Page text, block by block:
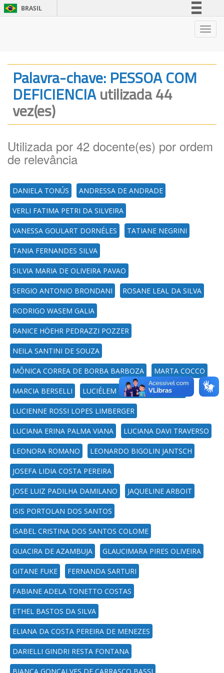
BRASIL
Legislação
Canais
Palavra-chave: PESSOA COM
DEFICIENCIAutilizada 44
vez(es)
Utilizada por 42 docente(es) por ordem
de relevância
DANIELA TONÚS ANDRESSA DE ANDRADE
VERLI FATIMA PETRI DA SILVEIRA
VANESSA GOULART DORNÉLES TATIANE NEGRINI
TANIA FERNANDES SILVA
SILVIA MARIA DE OLIVEIRA PAVAO
SERGIO ANTONIO BRONDANI ROSANE LEAL DA SILVA
RODRIGO WASEM GALIA
RANICE HÖEHR PEDRAZZI POZZER
NEILA SANTINI DE SOUZA
MÔNICA CORREA DE BORBA BARBOZA MARTA COCCO
MARCIA BERSELLI LUCIÉLEM CHEQUIM DA SILVA
LUCIENNE ROSSI LOPES LIMBERGER
LUCIANA ERINA PALMA VIANA LUCIANA DAVI TRAVERSO
LEONORA ROMANO LEONARDO BIGOLIN JANTSCH
JOSEFA LIDIA COSTA PEREIRA
JOSE LUIZ PADILHA DAMILANO JAQUELINE ARBOIT
ISIS PORTOLAN DOS SANTOS
ISABEL CRISTINA DOS SANTOS COLOME
GUACIRA DE AZAMBUJA GLAUCIMARA PIRES OLIVEIRA
GITANE FUKE FERNANDA SARTURI
FABIANE ADELA TONETTO COSTAS
ETHEL BASTOS DA SILVA
ELIANA DA COSTA PEREIRA DE MENEZES
DARIELLI GINDRI RESTA FONTANA